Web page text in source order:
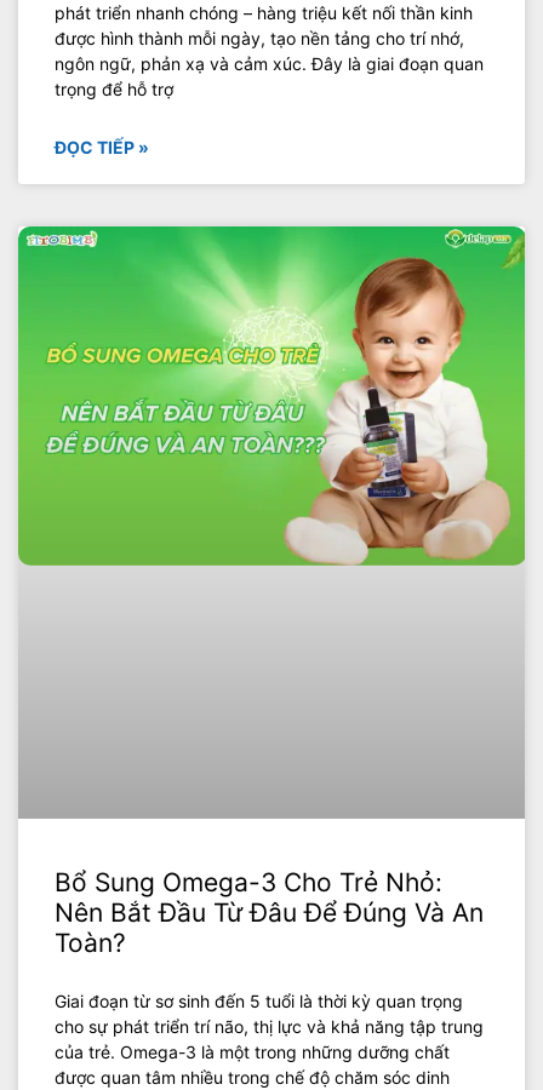
phát triển nhanh chóng – hàng triệu kết nối thần kinh
được hình thành mỗi ngày, tạo nền tảng cho trí nhớ,
ngôn ngữ, phản xạ và cảm xúc. Đây là giai đoạn quan
trọng để hỗ trợ
ĐỌC TIẾP »
Bổ Sung Omega-3 Cho Trẻ Nhỏ:
Nên Bắt Đầu Từ Đâu Để Đúng Và An
Toàn?
Giai đoạn từ sơ sinh đến 5 tuổi là thời kỳ quan trọng
cho sự phát triển trí não, thị lực và khả năng tập trung
của trẻ. Omega-3 là một trong những dưỡng chất
được quan tâm nhiều trong chế độ chăm sóc dinh